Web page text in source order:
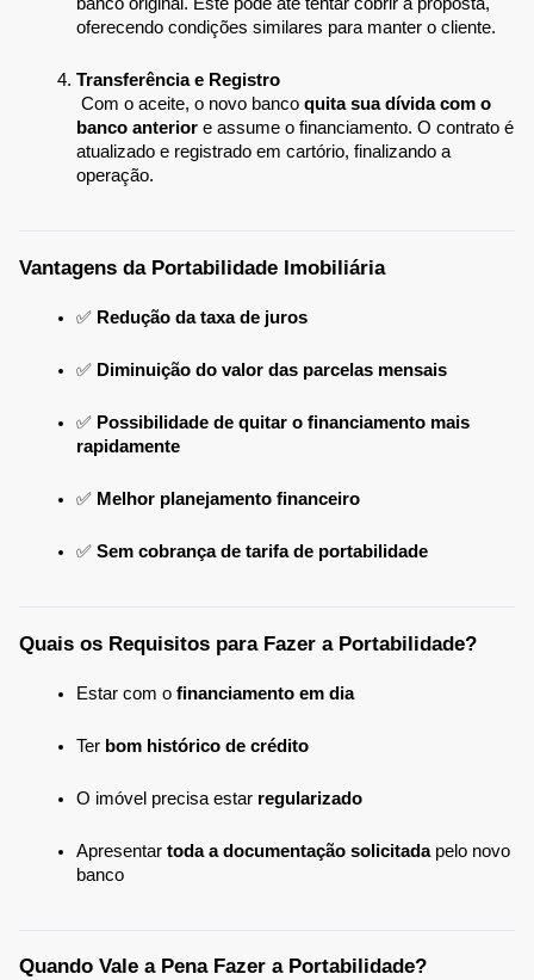
banco original. Este pode até tentar cobrir a proposta,
oferecendo condições similares para manter o cliente.
Transferência e Registro
Com o aceite, o novo banco quita sua dívida com o
banco anterior e assume o financiamento. O contrato é
atualizado e registrado em cartório, finalizando a
operação.
Vantagens da Portabilidade Imobiliária
✅ Redução da taxa de juros
✅ Diminuição do valor das parcelas mensais
✅ Possibilidade de quitar o financiamento mais
rapidamente
✅ Melhor planejamento financeiro
✅ Sem cobrança de tarifa de portabilidade
Quais os Requisitos para Fazer a Portabilidade?
Estar com o financiamento em dia
Ter bom histórico de crédito
O imóvel precisa estar regularizado
Apresentar toda a documentação solicitada pelo novo
banco
Quando Vale a Pena Fazer a Portabilidade?